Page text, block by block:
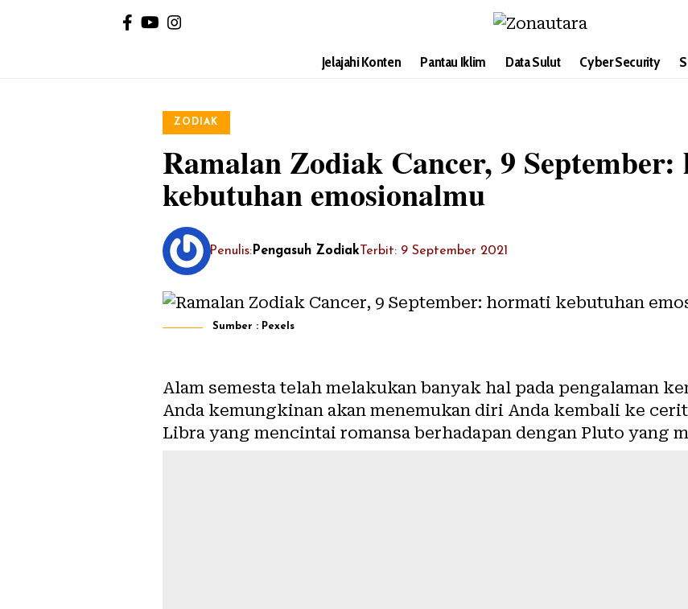
Jelajahi Konten Pantau Iklim Data Sulut Cyber Security
ZODIAK
Ramalan Zodiak Cancer, 9
kebutuhan emosionalmu
Penulis: Pengasuh Zodiak Terbit: 9 September 2021
Sumber : Pexels
Alam semesta telah melakukan banyak hal pada pengalaman
Anda kemungkinan akan menemukan diri Anda kembali ke
Libra yang mencintai romansa berhadapan dengan Pluto yang